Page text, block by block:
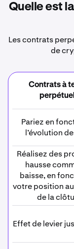
Quelle est
Les contrats
de
Contrats à
Pariez en
l’évolution
Réalisez des
hausse
baisse, en
votre position
de la
Effet de levier